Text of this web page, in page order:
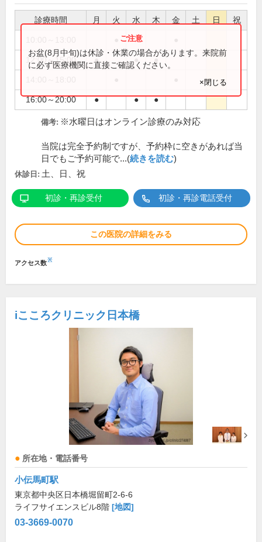
診療時間 月 火 水 木 金 土 日 祝
12:00～15:00 ● ● ●
16:00～20:00 ● ● ●
お盆(8月中旬)は休診・休業の場合があります。来院前
に必ず医療機関に直接ご確認ください。
×閉じる
備考: ※水曜日はオンライン診療のみ対応
当院は完全予約制ですが、予約枠に空きがあれば当
日でもご予約可能で...(続きを読む)
休診日: 土、日、祝
初診・再診受付 初診・再診電話受付
この医院の詳細をみる
アクセス数※
iこころクリニック日本橋
所在地・電話番号
小伝馬町駅
東京都中央区日本橋堀留町2-6-6
ライフサイエンスビル8階 [地図]
03-3669-0070